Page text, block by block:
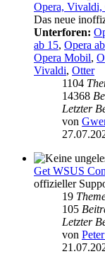
Opera, Vivaldi,
Das neue
Unterforen:
ab 15, Opera
Opera Mobil,
Vivaldi, Otter
1104
14368
Letzter
von
Get WSUS
offizieller
19
105
Letzter
von